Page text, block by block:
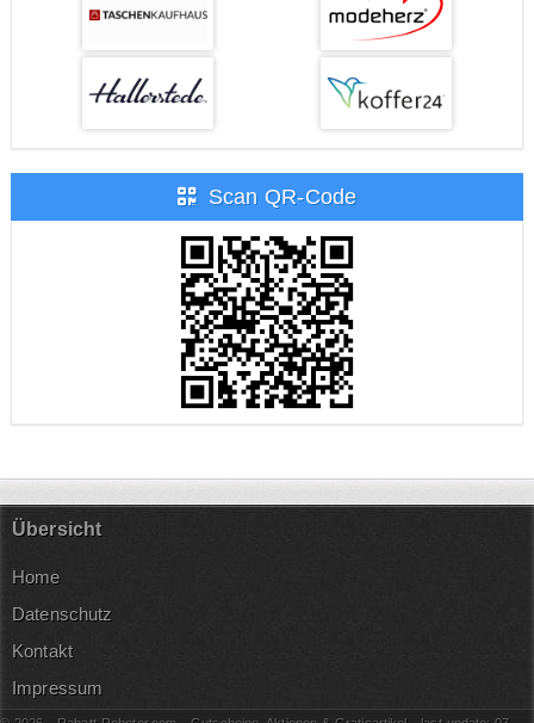
Scan QR-Code
Übersicht
Home
Datenschutz
Kontakt
Impressum